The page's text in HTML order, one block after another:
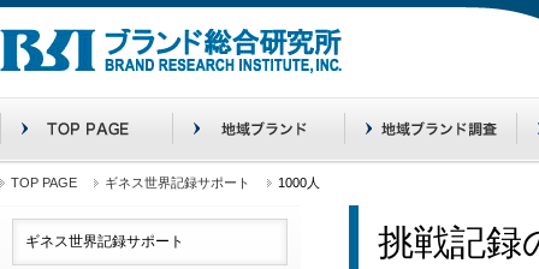
TOP PAGE ギネス世界記録サポート 1000人
挑戦記録
ギネス世界記録サポート